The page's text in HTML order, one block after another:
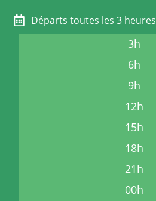
Départs toutes les 3 heures
3h
6h
9h
12h
15h
18h
21h
00h